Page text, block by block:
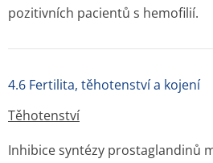
pozitivních pacientů s hemofilií.
4.6 Fertilita, těhotenství a kojení
Těhotenství
Inhibice syntézy prostaglandinů